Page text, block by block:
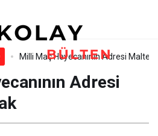
Milli Maç Heyecanının Adresi
Adresi
İçin Tek Yürek: Ay-
Adresi Üsküdar
Paylaş